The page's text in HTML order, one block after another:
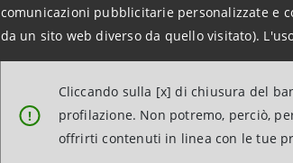
comunicazioni pubblicitarie personalizzate e
da un sito web diverso da quello visitato).
!
Cliccando sulla [x] di chiusura del
profilazione. Non potremo, perciò,
offrirti contenuti in linea con le tue
dell’evento dedicato alle nuove
Inoltre, leGallerie d’Italia -
emblematiche del Futurismo mai